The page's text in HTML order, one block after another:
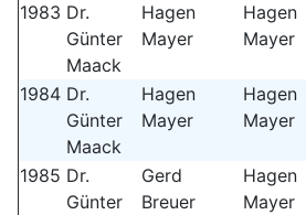
1983 Dr.
Günter
Maack
Hagen
Mayer
Hagen
Mayer
1984 Dr.
Günter
Maack
Hagen
Mayer
Hagen
Mayer
1985 Dr.
Günter
Gerd
Breuer
Hagen
Mayer